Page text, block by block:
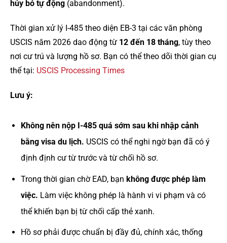
hủy bỏ tự động (abandonment).
Thời gian xử lý I-485 theo diện EB-3 tại các văn phòng
USCIS năm 2026 dao động từ 12 đến 18 tháng, tùy theo
nơi cư trú và lượng hồ sơ. Bạn có thể theo dõi thời gian cụ
thể tại: USCIS Processing Times
Lưu ý:
Không nên nộp I-485 quá sớm sau khi nhập cảnh
bằng visa du lịch. USCIS có thể nghi ngờ bạn đã có ý
định định cư từ trước và từ chối hồ sơ.
Trong thời gian chờ EAD, bạn không được phép làm
việc. Làm việc không phép là hành vi vi phạm và có
thể khiến bạn bị từ chối cấp thẻ xanh.
Hồ sơ phải được chuẩn bị đầy đủ, chính xác, thống